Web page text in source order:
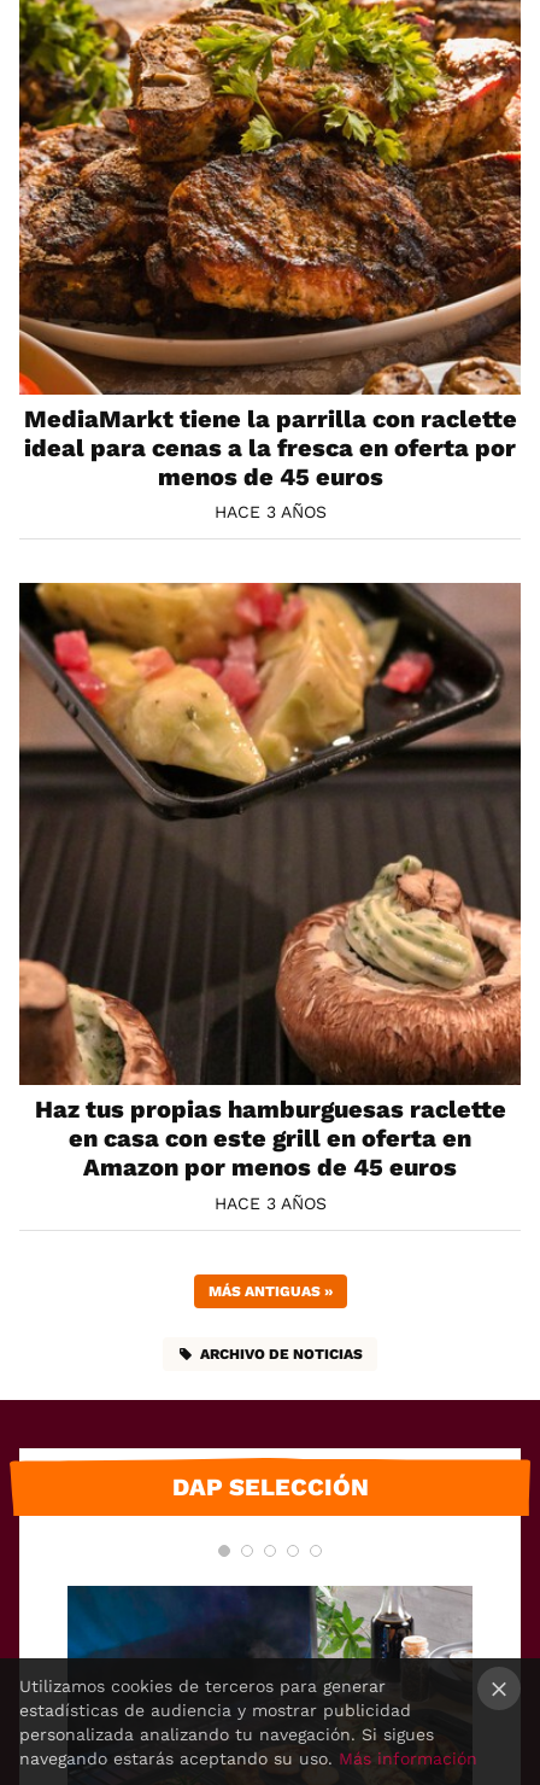
MediaMarkt tiene la parrilla con raclette
ideal para cenas a la fresca en oferta por
menos de 45 euros
HACE 3 AÑOS
Haz tus propias hamburguesas raclette
en casa con este grill en oferta en
Amazon por menos de 45 euros
HACE 3 AÑOS
MÁS ANTIGUAS »
ARCHIVO DE NOTICIAS
DAP SELECCIÓN
Utilizamos cookies de terceros para generar
estadísticas de audiencia y mostrar publicidad
personalizada analizando tu navegación. Si sigues
navegando estarás aceptando su uso. Más información